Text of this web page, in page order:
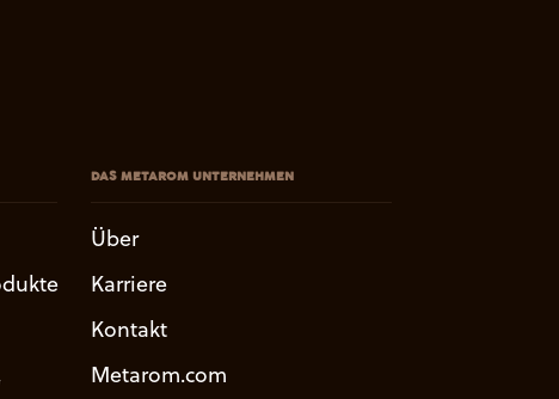
DAS METAROM UNTERNEHMEN
Über
Karriere
Kontakt
Metarom.com